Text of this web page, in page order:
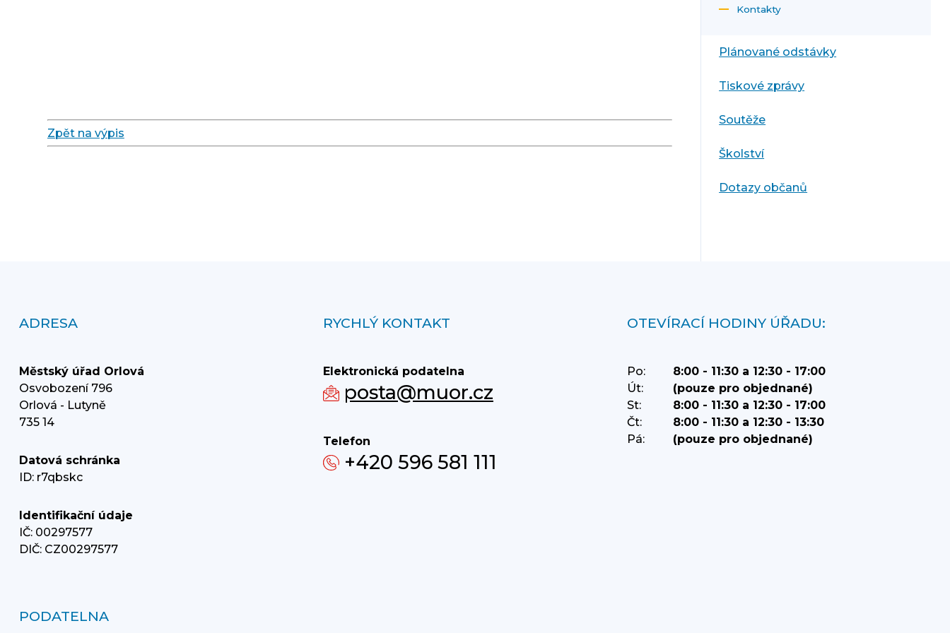
Zpět na výpis
Kontakty
Plánované odstávky
Tiskové zprávy
Soutěže
Školství
Dotazy občanů
ADRESA
Městský úřad Orlová
Osvobození 796
Orlová - Lutyně
735 14
Datová schránka
ID: r7qbskc
Identifikační údaje
IČ: 00297577
DIČ: CZ00297577
RYCHLÝ KONTAKT
Elektronická podatelna
posta@muor.cz
Telefon
+420 596 581 111
OTEVÍRACÍ HODINY ÚŘADU:
Po:
8:00 - 11:30 a 12:30 - 17:00
Út:
(pouze pro objednané)
St:
8:00 - 11:30 a 12:30 - 17:00
Čt:
8:00 - 11:30 a 12:30 - 13:30
Pá:
(pouze pro objednané)
PODATELNA